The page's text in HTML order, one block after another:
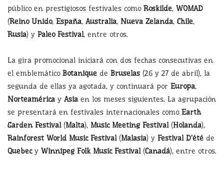
público en prestigiosos festivales como Roskilde, WOMAD
(Reino Unido, España, Australia, Nueva Zelanda, Chile,
Rusia) y Paleo Festival, entre otros.
La gira promocional iniciará con dos fechas consecutivas en
el emblemático Botanique de Bruselas(26 y 27 de abril), la
segunda de ellas ya agotada, y continuará por Europa,
Norteamérica y Asia en los meses siguientes. La agrupación
se presentará en festivales internacionales como Earth
Garden Festival(Malta), Music Meeting Festival (Holanda),
Rainforest World Music Festival(Malasia) y Festival D’été de
Quebecy Winnipeg Folk Music Festival(Canadá), entre otros.